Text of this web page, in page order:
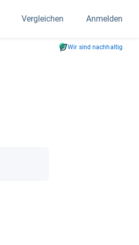
Vergleichen Anmelden
Wir sind nachhaltig